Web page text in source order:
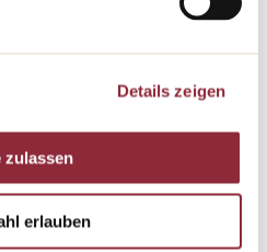
Details zeigen
zulassen
erlauben
COVER 01